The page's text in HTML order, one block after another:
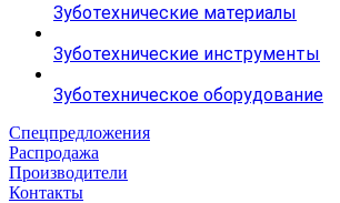
Зуботехнические материалы
Зуботехнические инструменты
Зуботехническое оборудование
Спецпредложения
Распродажа
Производители
Контакты